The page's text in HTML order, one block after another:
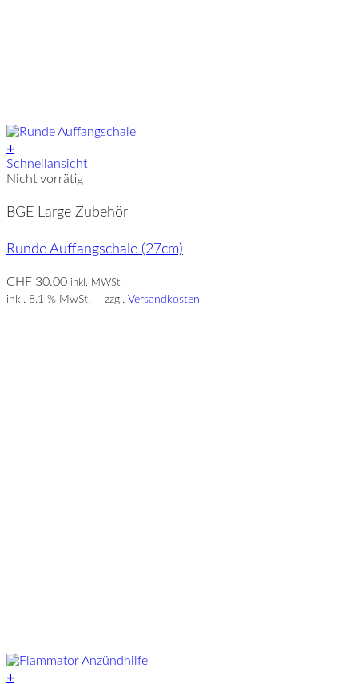
+
Schnellansicht
Nicht vorrätig
BGE Large Zubehör
Runde Auffangschale (27cm)
CHF 30.00 inkl. MWSt
inkl. 8.1 % MwSt. zzgl.Versandkosten
+